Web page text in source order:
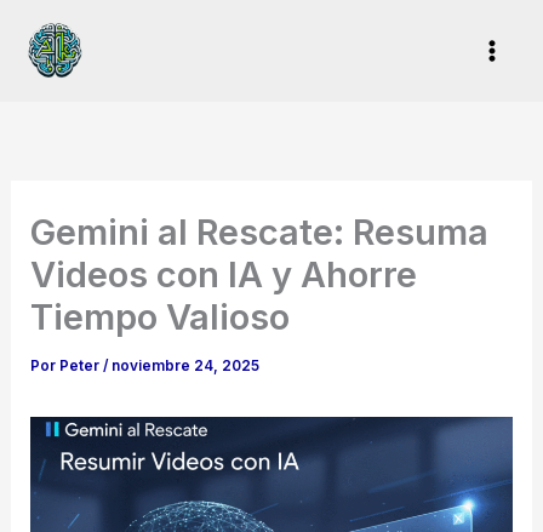
contenido
Gemini al Rescate: Resuma
Videos con IA y Ahorre
Tiempo Valioso
Por Peter/ noviembre 24, 2025